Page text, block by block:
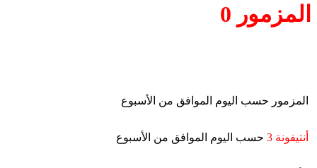
المزمور 0
المزمور حسب اليوم الموافق من الأسبوع
أنتيفونة 3 حسب اليوم الموافق من الأسبوع